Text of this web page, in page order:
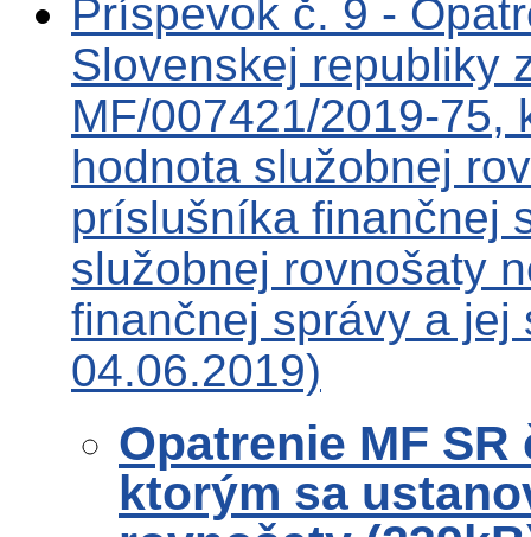
Príspevok č. 9 -
Slovenskej republiky
MF/007421/2019-75,
hodnota služobnej
príslušníka finančnej
služobnej rovnošaty
finančnej správy a jej
04.06.2019)
Opatrenie MF SR
ktorým sa